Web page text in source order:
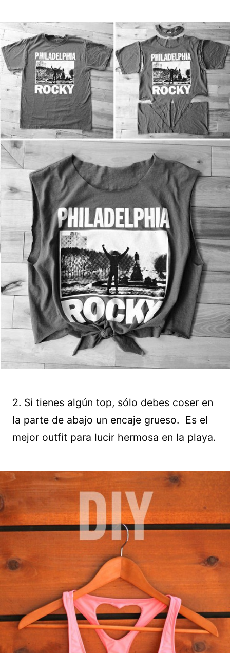
2. Si tienes algún top, sólo debes coser en
la parte de abajo un encaje grueso. Es el
mejor outfit para lucir hermosa en la playa.